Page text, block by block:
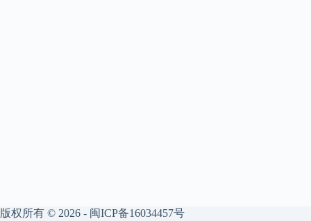
版权所有 © 2026 - 闽ICP备16034457号